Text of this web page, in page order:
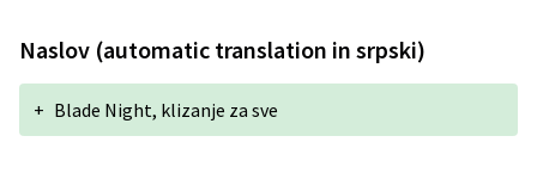
Naslov (automatic translation in srpski)
+ Blade Night, klizanje za sve